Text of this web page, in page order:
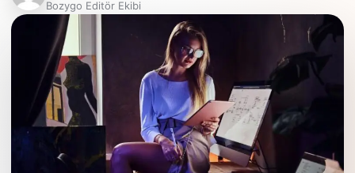
Bozygo Editör Ekibi